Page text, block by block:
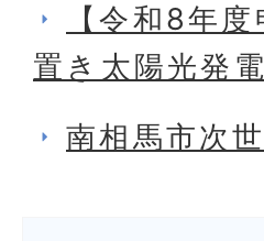
【令和8年
置き太陽光発
南相馬市次